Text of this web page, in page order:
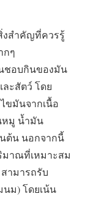
งสำคัญที่ควรรู้
กๆ
ชอบกินของมัน
ะสัตว์ โดย
ขมันจากเนื้อ
หมู น้ำมัน
ต้น นอกจากนี้
มาณที่เหมาะสม
ามารถรับ
ม) โดยเน้น